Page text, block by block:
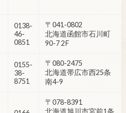
0138-
46-
0851
〒041-0802
北海道函館市石川町
90-7 2F
0155-
38-
8751
〒080-2475
北海道帯広市西25条
南4-9
〒078-8391